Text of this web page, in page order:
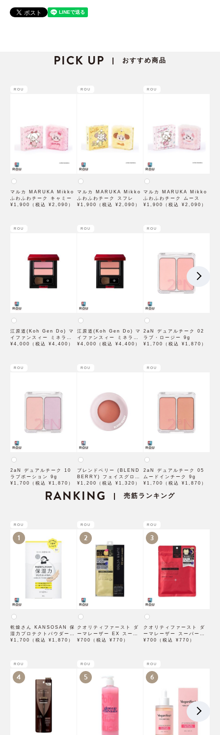
PICK UP | おすすめ商品
ROU
マルカ MARUKA Mikko
ふわふわチーク キャミー
¥1,900（税込 ¥2,090）
ROU
マルカ MARUKA Mikko
ふわふわチーク スフレ
¥1,900（税込 ¥2,090）
ROU
マルカ MARUKA Mikko
ふわふわチーク ムース
¥1,900（税込 ¥2,090）
ROU
江原道(Koh Gen Do) マ
イファンスィー ミネラル
チーク パレット 01 ピン
¥4,000（税込 ¥4,400）
ROU
江原道(Koh Gen Do) マ
イファンスィー ミネラル
チーク パレット 02 コー
¥4,000（税込 ¥4,400）
ROU
2aN デュアルチーク 02
ラブ・ロージー 9g
¥1,700（税込 ¥1,870）
ROU
2aN デュアルチーク 10
ラブポーション 9g
¥1,700（税込 ¥1,870）
ROU
ブレンドベリー (BLEND
BERRY) フェイスグロス
002 フィグ【コーセーコ
¥1,200（税込 ¥1,320）
ROU
2aN デュアルチーク 05
ムードインチーク 9g
¥1,700（税込 ¥1,870）
RANKING | 売筋ランキング
ROU
1
乾燥さん KANSOSAN 保
湿力プロテクトパウダー
10g【BCLカンパニー】
¥1,700（税込 ¥1,870）
ROU
2
クオリティファースト ダ
ーマレーザー EX スーパ
ー VC100 マスク 1枚入
¥700（税込 ¥770）
ROU
3
クオリティファースト ダ
ーマレーザー スーパーレ
チノール100マスク 7枚入
¥700（税込 ¥770）
ROU
4
ROU
5
ROU
6